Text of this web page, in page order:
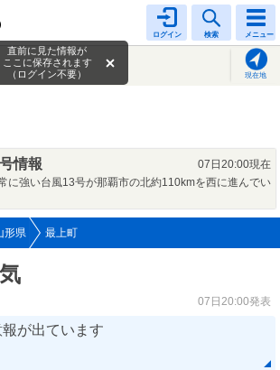
ログイン 検索 メニュー
現在地
直前に見た情報が
ここに保存されます
（ログイン不要）
情報
07日20:00現在
に強い台風13号が那覇市の北約110kmを西に進んでい
形県 最上町
07日20:00発表
が出ています